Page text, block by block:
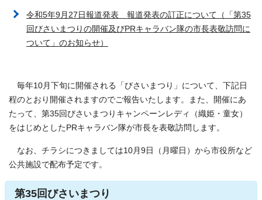
令和5年9月27日報道発表 報道発表の訂正について（「第35
回びさいまつりの開催及びPRキャラバン隊の市長表敬訪問に
ついて」のお知らせ）
毎年10月下旬に開催される「びさいまつり」について、下記日
程のとおり開催されますのでご報告いたします。また、開催にあ
たって、第35回びさいまつりキャンペーンレディ（織姫・童女）
をはじめとしたPRキャラバン隊が市長を表敬訪問します。
なお、チラシにつきましては10月9日（月曜日）から市役所など
公共施設で配布予定です。
第35回びさいまつり